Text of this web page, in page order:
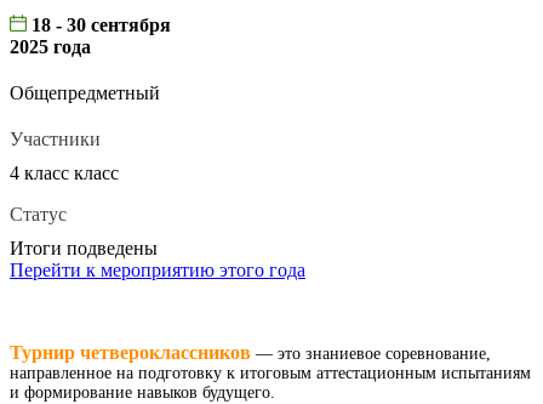
18 - 30 сентября
2025 года
Общепредметный
Участники
4 класс класс
Статус
Итоги подведены
Перейти к мероприятию этого года
Турнир четвероклассников — это знаниевое соревнование,
направленное на подготовку к итоговым аттестационным испытаниям
и формирование навыков будущего.